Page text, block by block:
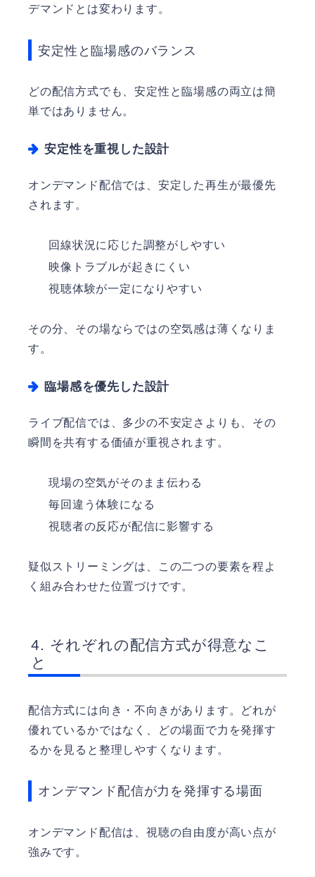
デマンドとは変わります。
安定性と臨場感のバランス
どの配信方式でも、安定性と臨場感の両立は簡
単ではありません。
安定性を重視した設計
オンデマンド配信では、安定した再生が最優先
されます。
回線状況に応じた調整がしやすい
映像トラブルが起きにくい
視聴体験が一定になりやすい
その分、その場ならではの空気感は薄くなりま
す。
臨場感を優先した設計
ライブ配信では、多少の不安定さよりも、その
瞬間を共有する価値が重視されます。
現場の空気がそのまま伝わる
毎回違う体験になる
視聴者の反応が配信に影響する
疑似ストリーミングは、この二つの要素を程よ
く組み合わせた位置づけです。
それぞれの配信方式が得意なこ
と
配信方式には向き・不向きがあります。どれが
優れているかではなく、どの場面で力を発揮す
るかを見ると整理しやすくなります。
オンデマンド配信が力を発揮する場面
オンデマンド配信は、視聴の自由度が高い点が
強みです。